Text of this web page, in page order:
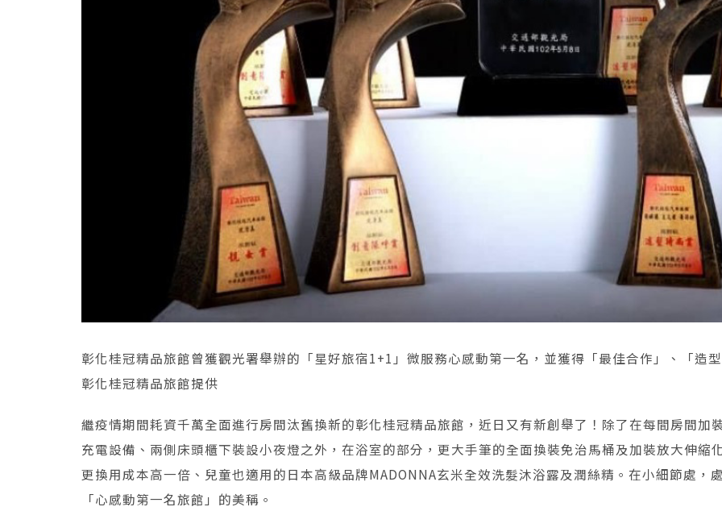
彰化桂冠精品旅館曾獲觀光署舉辦的「星好旅宿1+1」微服務心感動第一名，並獲得「最佳合作」、「造
彰化桂冠精品旅館提供
繼疫情期間耗資千萬全面進行房間汰舊換新的彰化桂冠精品旅館，近日又有新創舉了！除了在每間房間加
充電設備、兩側床頭櫃下裝設小夜燈之外，在浴室的部分，更大手筆的全面換裝免治馬桶及加裝放大伸縮
更換用成本高一倍、兒童也適用的日本高級品牌MADONNA玄米全效洗髮沐浴露及潤絲精。在小細節處，
「心感動第一名旅館」的美稱。